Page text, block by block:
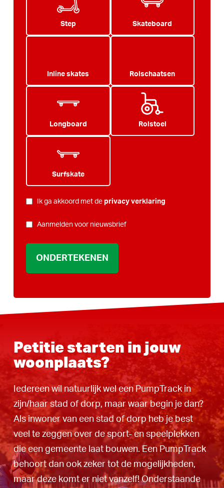
Step Skateboard
Inline skates Rolschaatsen
Longboard Rolstoel
Surfskate
PRIVACYIk ga akkoord met de privacy verklaring
NIEUWSBRIEF
Aanmelden voor nieuwsbrief
Petitie starten in jouw
woonplaats?
Iedereen wil natuurlijk wel een PumpTrack in
zijn/haar stad of dorp, maar waar begin je dan?
Als inwoner van een stad of dorp heb je best
veel te zeggen over de sport- en speelplekken
die een gemeente laat bouwen. Een PumpTrack
behoort dan ook zeker tot de mogelijkheden,
maar deze komt er niet vanzelf! Onderstaande